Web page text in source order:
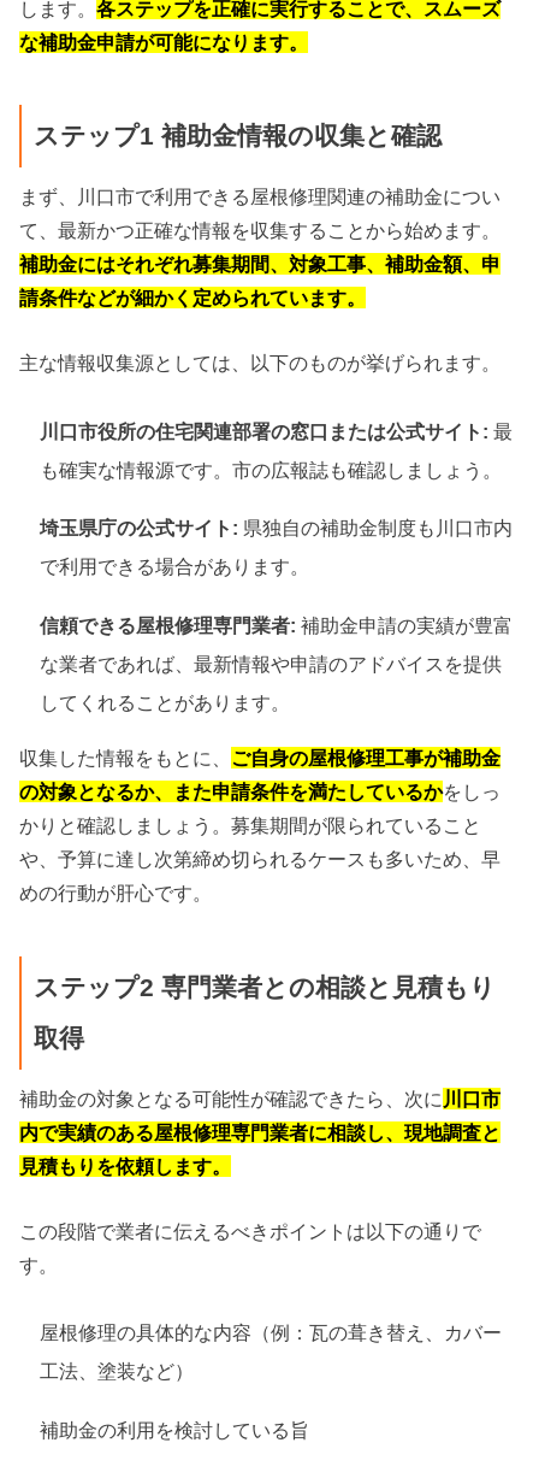
します。各ステップを正確に実行することで、スムーズ
な補助金申請が可能になります。
ステップ1 補助金情報の収集と確認
まず、川口市で利用できる屋根修理関連の補助金につい
て、最新かつ正確な情報を収集することから始めます。
補助金にはそれぞれ募集期間、対象工事、補助金額、申
請条件などが細かく定められています。
主な情報収集源としては、以下のものが挙げられます。
川口市役所の住宅関連部署の窓口または公式サイト: 最
も確実な情報源です。市の広報誌も確認しましょう。
埼玉県庁の公式サイト: 県独自の補助金制度も川口市内
で利用できる場合があります。
信頼できる屋根修理専門業者: 補助金申請の実績が豊富
な業者であれば、最新情報や申請のアドバイスを提供
してくれることがあります。
収集した情報をもとに、 ご自身の屋根修理工事が補助金
の対象となるか、また申請条件を満たしているかをしっ
かりと確認しましょう。募集期間が限られていること
や、予算に達し次第締め切られるケースも多いため、早
めの行動が肝心です。
ステップ2 専門業者との相談と見積もり
取得
補助金の対象となる可能性が確認できたら、次に 川口市
内で実績のある屋根修理専門業者に相談し、現地調査と
見積もりを依頼します。
この段階で業者に伝えるべきポイントは以下の通りで
す。
屋根修理の具体的な内容（例：瓦の葺き替え、カバー
工法、塗装など）
補助金の利用を検討している旨